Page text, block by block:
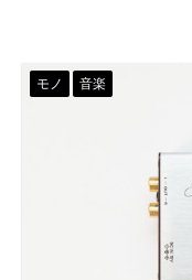
モノ 音楽